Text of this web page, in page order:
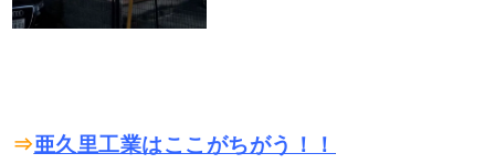
⇒亜久里工業はここがちがう！！